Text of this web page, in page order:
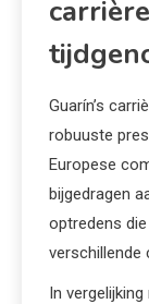
Guarín’s
robuuste
Europese
bijgedragen
optredens
verschillende
In